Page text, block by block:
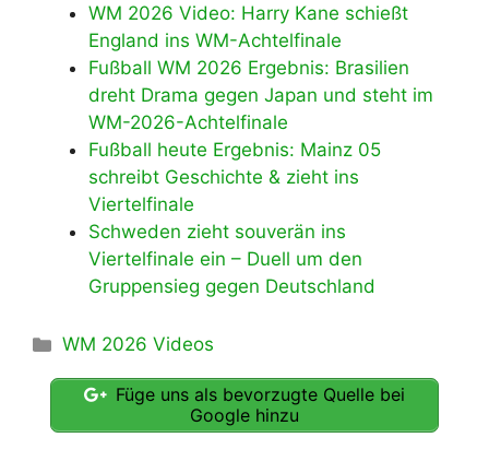
WM 2026 Video: Harry Kane schießt
England ins WM-Achtelfinale
Fußball WM 2026 Ergebnis: Brasilien
dreht Drama gegen Japan und steht im
WM-2026-Achtelfinale
Fußball heute Ergebnis: Mainz 05
schreibt Geschichte & zieht ins
Viertelfinale
Schweden zieht souverän ins
Viertelfinale ein – Duell um den
Gruppensieg gegen Deutschland
Kategorien
WM 2026 Videos
Füge uns als bevorzugte Quelle bei
Google hinzu